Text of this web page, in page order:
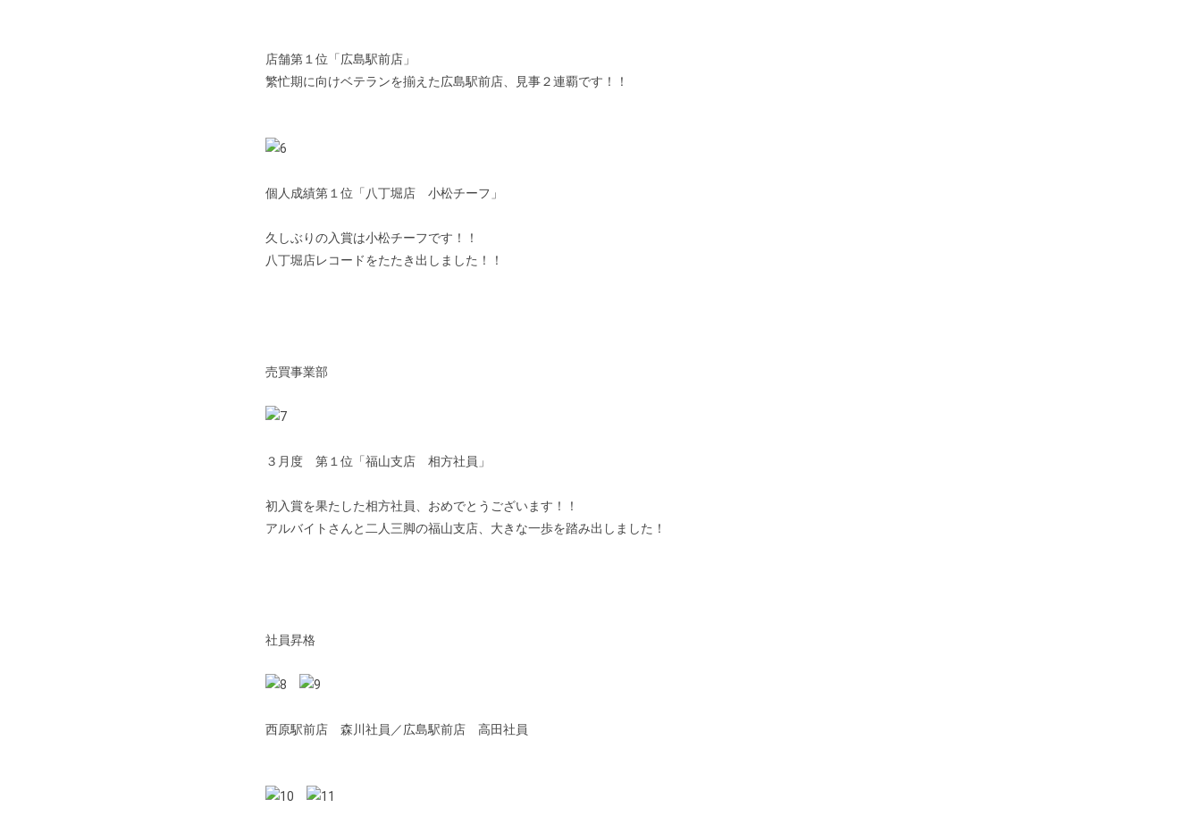
店舗第１位「広島駅前店」
繁忙期に向けベテランを揃えた広島駅前店、見事２連覇です！！
個人成績第１位「八丁堀店 小松チーフ」
久しぶりの入賞は小松チーフです！！
八丁堀店レコードをたたき出しました！！
売買事業部
３月度 第１位「福山支店 相方社員」
初入賞を果たした相方社員、おめでとうございます！！
アルバイトさんと二人三脚の福山支店、大きな一歩を踏み出しました！
社員昇格
西原駅前店 森川社員／広島駅前店 高田社員